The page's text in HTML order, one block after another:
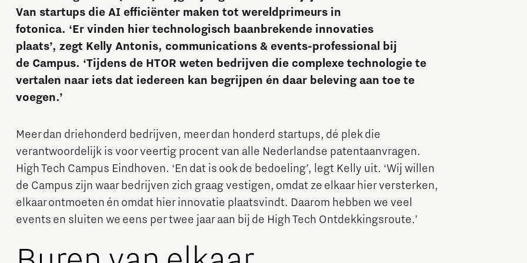
Brainport Industries Campus
High Tech Campus Eindhoven
Strijp District
TU/e Campus
Next Tech Food Factories
Van startups die AI efficiënter maken tot wereldprimeurs in
fotonica. ‘Er vinden hier technologisch baanbrekende innovaties
plaats’, zegt Kelly Antonis, communications & events-professional bij
de Campus. ‘Tijdens de HTOR weten bedrijven die complexe technologie te
vertalen naar iets dat iedereen kan begrijpen én daar beleving aan toe te
voegen.’
Meer dan driehonderd bedrijven, meer dan honderd startups, dé plek die
verantwoordelijk is voor veertig procent van alle Nederlandse patentaanvragen.
High Tech Campus Eindhoven. ‘En dat is ook de bedoeling’, legt Kelly uit. ‘Wij willen
de Campus zijn waar bedrijven zich graag vestigen, omdat ze elkaar hier versterken,
elkaar ontmoeten én omdat hier innovatie plaatsvindt. Daarom hebben we veel
events en sluiten we eens per twee jaar aan bij de High Tech Ontdekkingsroute.’